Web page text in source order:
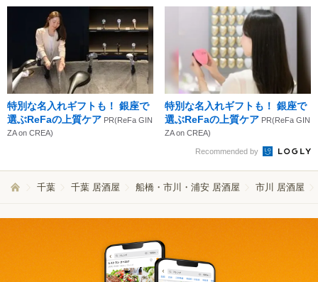
特別な名入れギフトも！ 銀座で
選ぶReFaの上質ケア PR(ReFa GIN
ZA on CREA)
特別な名入れギフトも！ 銀座で
選ぶReFaの上質ケア PR(ReFa GIN
ZA on CREA)
Recommended by
千葉 千葉 居酒屋 船橋・市川・浦安 居酒屋 市川 居酒屋